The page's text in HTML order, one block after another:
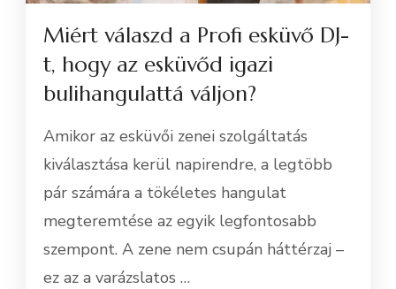
Miért válaszd a Profi esküvő DJ-
t, hogy az esküvőd igazi
bulihangulattá váljon?
Amikor az esküvői zenei szolgáltatás
kiválasztása kerül napirendre, a legtöbb
pár számára a tökéletes hangulat
megteremtése az egyik legfontosabb
szempont. A zene nem csupán háttérzaj –
ez az a varázslatos …